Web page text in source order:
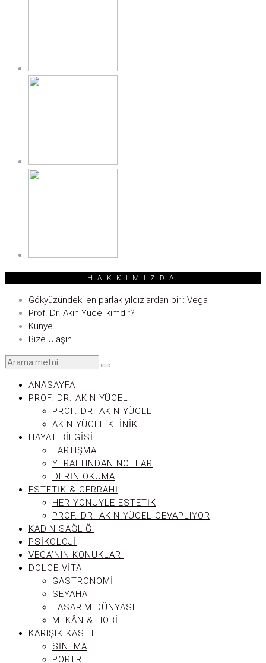
HAKKIMIZDA
Gökyüzündeki en parlak yıldızlardan biri: Vega
Prof. Dr. Akın Yücel kimdir?
Künye
Bize Ulaşın
ANASAYFA
PROF. DR. AKIN YÜCEL
PROF. DR. AKIN YÜCEL
AKIN YÜCEL KLINIK
HAYAT BILGISI
TARTIŞMA
YERALTINDAN NOTLAR
DERIN OKUMA
ESTETIK & CERRAHI
HER YÖNÜYLE ESTETIK
PROF. DR. AKIN YÜCEL CEVAPLIYOR
KADIN SAĞLIĞI
PSIKOLOJI
VEGA’NIN KONUKLARI
DOLCE VITA
GASTRONOMI
SEYAHAT
TASARIM DÜNYASI
MEKÂN & HOBI
KARIŞIK KASET
SINEMA
PORTRE